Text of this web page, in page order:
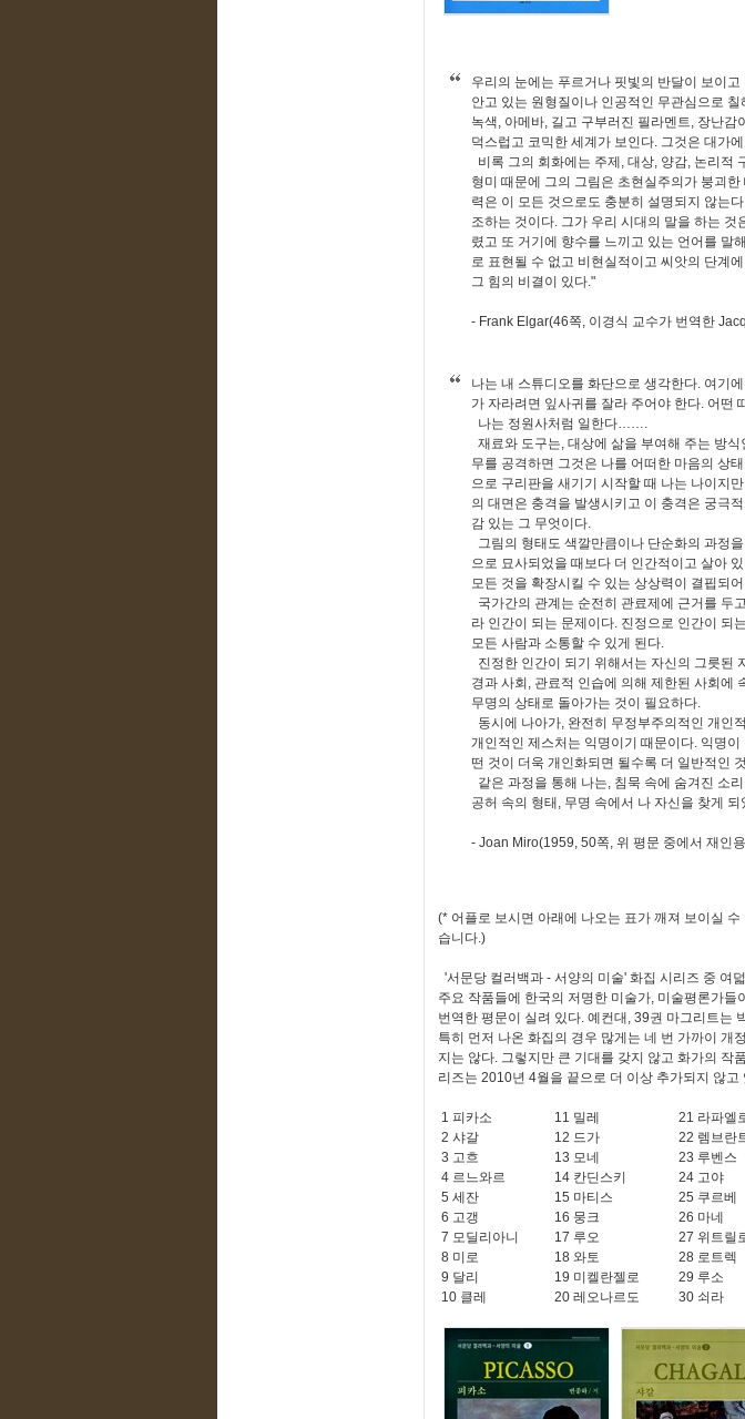
우리의 눈에는 푸르거나 핏빛의 반달이 보이
안고 있는 원형질이나 인공적인 무관심으로
녹색, 아메바, 길고 구부러진 필라멘트, 장난
덕스럽고 코믹한 세계가 보인다. 그것은 대가
비록 그의 회화에는 주제, 대상, 양감, 논리적
형미 때문에 그의 그림은 초현실주의가 붕괴
력은 이 모든 것으로도 충분히 설명되지 않는
조하는 것이다. 그가 우리 시대의 말을 하는
렸고 또 거기에 향수를 느끼고 있는 언어를 말
로 표현될 수 없고 비현실적이고 씨앗의 단계
그 힘의 비결이 있다."
- Frank Elgar(46쪽, 이경식 교수가 번역한
나는 내 스튜디오를 화단으로 생각한다. 여기
가 자라려면 잎사귀를 잘라 주어야 한다. 어떤
나는 정원사처럼 일한다…….
재료와 도구는, 대상에 삶을 부여해 주는 방
무를 공격하면 그것은 나를 어떠한 마음의 상
으로 구리판을 새기기 시작할 때 나는 나이지
의 대면은 충격을 발생시키고 이 충격은 궁극
감 있는 그 무엇이다.
그림의 형태도 색깔만큼이나 단순화의 과정
으로 묘사되었을 때보다 더 인간적이고 살아
모든 것을 확장시킬 수 있는 상상력이 결핍되
국가간의 관계는 순전히 관료제에 근거를 두
라 인간이 되는 문제이다. 진정으로 인간이 되
모든 사람과 소통할 수 있게 된다.
진정한 인간이 되기 위해서는 자신의 그릇된
경과 사회, 관료적 인습에 의해 제한된 사회에
무명의 상태로 돌아가는 것이 필요하다.
동시에 나아가, 완전히 무정부주의적인 개인
개인적인 제스처는 익명이기 때문이다. 익명
떤 것이 더욱 개인화되면 될수록 더 일반적인
같은 과정을 통해 나는, 침묵 속에 숨겨진 소
공허 속의 형태, 무명 속에서 나 자신을 찾게 되
- Joan Miro(1959, 50쪽, 위 평문 중에서 재인
(* 어플로 보시면 아래에 나오는 표가 깨져 보이실
습니다.)
'서문당 컬러백과 - 서양의 미술' 화집 시리즈 중 여
주요 작품들에 한국의 저명한 미술가, 미술평론가
번역한 평문이 실려 있다. 예컨대, 39권 마그리트는
특히 먼저 나온 화집의 경우 많게는 네 번 가까이 개
지는 않다. 그렇지만 큰 기대를 갖지 않고 화가의 작
리즈는 2010년 4월을 끝으로 더 이상 추가되지 않고
1 피카소 11 밀레 21 라파엘
2 샤갈
12 드가 22 렘브란
3 고흐
13 모네 23 루벤스
4 르느와르
14 칸딘스키 24 고야
5 세잔
15 마티스 25 쿠르베
6 고갱
16 뭉크 26 마네
7 모딜리아니
17 루오 27 위트릴
8 미로
18 와토 28 로트렉
9 달리
19 미켈란젤로 29 루소
10 클레
20 레오나르도 30 쇠라